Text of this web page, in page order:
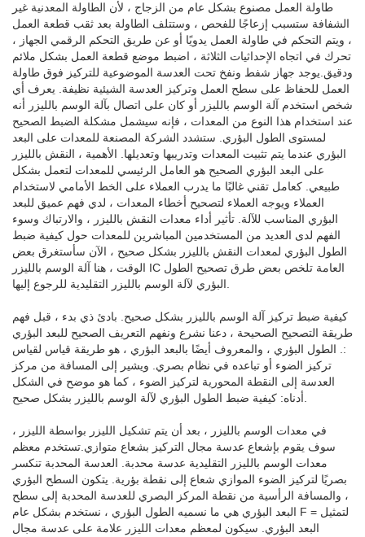
طاولة العمل مصنوع بشكل عام من الزجاج ، لأن الطاولة المعدنية غير
الشفافة ستسبب إزعاجًا للفحص ، وستتلف الطاولة بعد ثقب قطعة العمل
، ويتم التحكم في طاولة العمل يدويًا أو عن طريق التحكم الرقمي الجهاز ،
تحرك في اتجاه الإحداثيات الثلاثة ، اضبط موضع قطعة العمل بشكل ملائم
ودقيق.يوجد جهاز شفط ونفخ تحت العدسة الموضوعية للتركيز فوق طاولة
العمل للحفاظ على سطح العمل وتركيز العدسة الشيئية نظيفة. يعرف أي
شخص استخدم آلة الوسم بالليزر أو كان على اتصال بآلة الوسم بالليزر أنه
عند استخدام هذا النوع من المعدات ، فإنه سيشمل مشكلة الضبط الصحيح
لمستوى الطول البؤري. ستشدد الشركة المصنعة للمعدات على البعد
البؤري عندما يتم تثبيت المعدات وتدريبها وتعديلها. الأهمية ، النقش بالليزر
على البعد البؤري الصحيح هو العامل الرئيسي للمعدات لتعمل بشكل
طبيعي. كعامل تقني غالبًا ما يدرب العملاء على الخط الأمامي لاستخدام
العملاء ويوجه العملاء لتصحيح أخطاء المعدات ، لدي فهم عميق للبعد
البؤري المناسب للآلة. تأثير أداء معدات النقش بالليزر ، والارتباك وسوء
الفهم لدى العديد من المستخدمين المباشرين للمعدات حول كيفية ضبط
الطول البؤري لمعدات النقش بالليزر بشكل صحيح ، الآن سأستغرق بعض
الوقت ، هنا آلة الوسم بالليزر IC العامة تلخص بعض طرق تصحيح الطول
كيفية ضبط تركيز آلة الوسم بالليزر بشكل صحيح. بادئ ذي بدء ، قبل فهم
طريقة التصحيح الصحيحة ، دعنا نشرع ونفهم التعريف الصحيح للبعد البؤري
:. الطول البؤري ، والمعروف أيضًا بالبعد البؤري ، هو طريقة قياس لقياس
تركيز الضوء أو تباعده في نظام بصري. ويشير إلى المسافة من مركز
العدسة إلى النقطة المحورية لتركيز الضوء ، كما هو موضح في الشكل
في معدات الوسم بالليزر ، بعد أن يتم تشكيل الليزر بواسطة الليزر ،
سوف يقوم بإشعاع عدسة مجال التركيز بشعاع متوازي.تستخدم معظم
معدات الوسم بالليزر التقليدية عدسة محدبة. العدسة المحدبة تنكسر
بصريًا لتركيز الضوء الموازي شعاع إلى نقطة بؤرية. يتكون السطح البؤري
، والمسافة الرأسية من نقطة المركز البصري للعدسة المحدبة إلى سطح
البعد البؤري هي ما نسميه الطول البؤري ، نستخدم بشكل عام F = لتمثيل
البعد البؤري. سيكون لمعظم معدات الليزر علامة على عدسة مجال